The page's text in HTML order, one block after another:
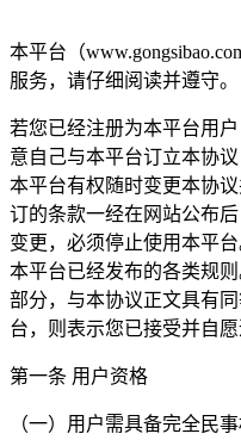
本平台（
服务，请仔细阅读并遵守。
若您已经注册为本平台用
意自己与本平台订立本协
本平台有权随时变更本协
订的条款一经在网站公布
变更，必须停止使用本平
本平台已经发布的各类规
部分，与本协议正文具有
台，则表示您已接受并自
第一条 用户资格
（一）用户需具备完全民